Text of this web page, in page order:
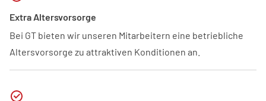
Extra Altersvorsorge
Bei GT bieten wir unseren Mitarbeitern eine betriebliche
Altersvorsorge zu attraktiven Konditionen an.